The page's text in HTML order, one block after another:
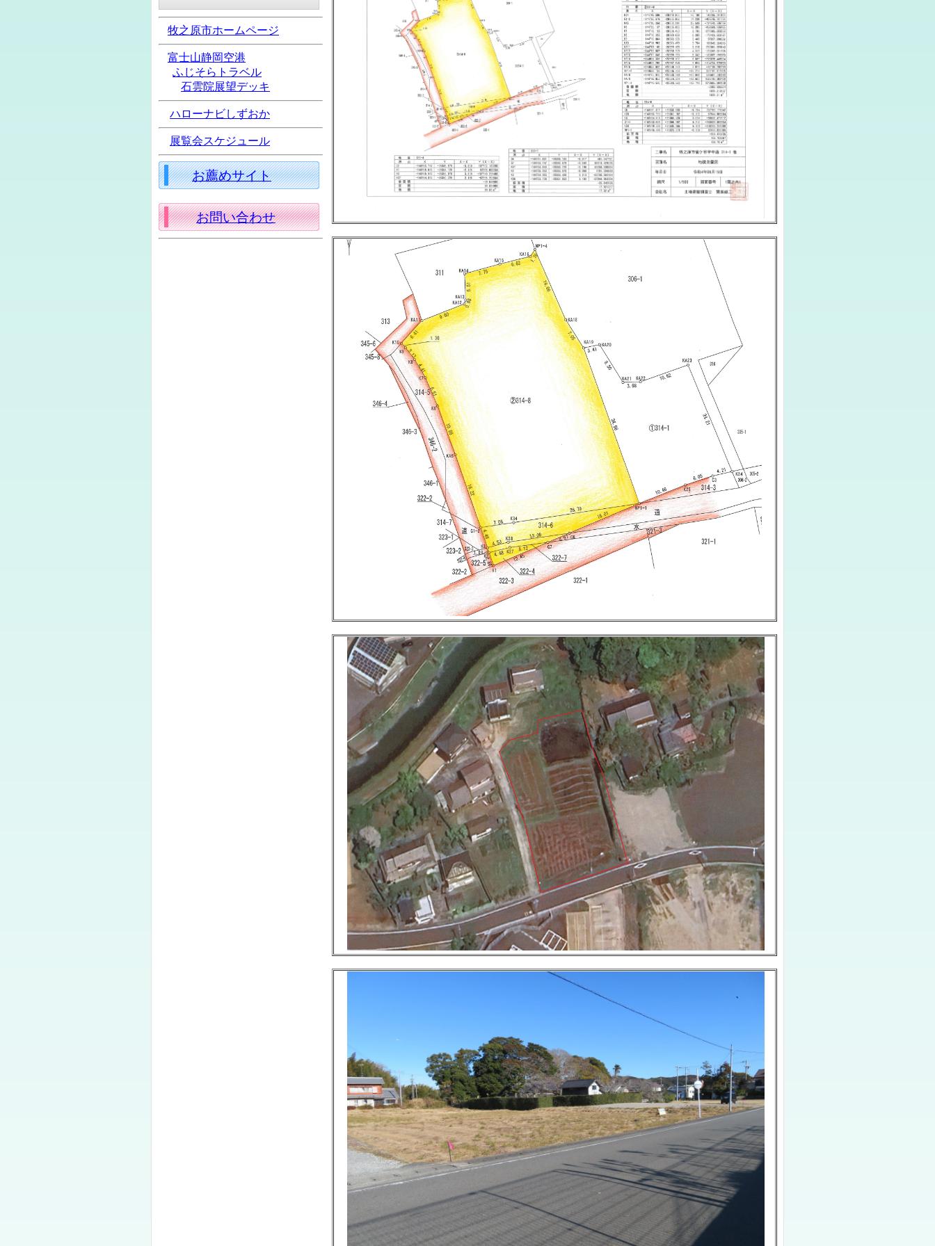
牧之原市ホームページ
富士山静岡空港
ふじそらトラベル
石雲院展望デッキ
ハローナビしずおか
展覧会スケジュール
お薦めサイト
お問い合わせ